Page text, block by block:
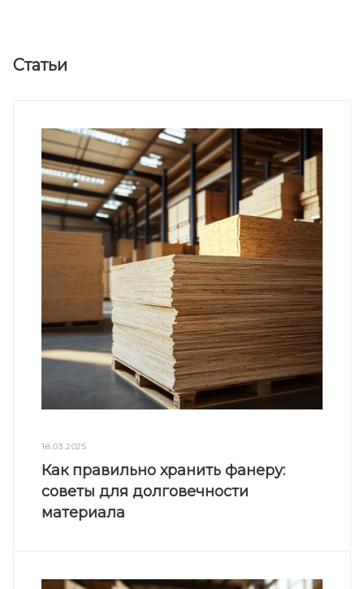
Статьи
18.03.2025
Как правильно хранить фанеру:
советы для долговечности
материала